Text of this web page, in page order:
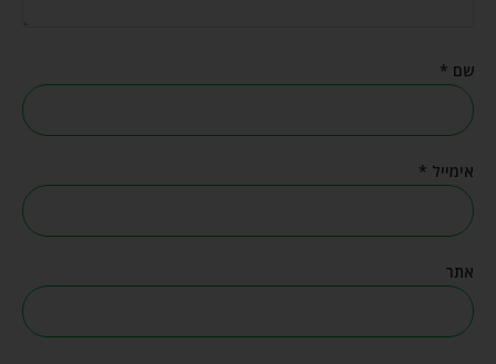
שם *
אימייל *
אתר